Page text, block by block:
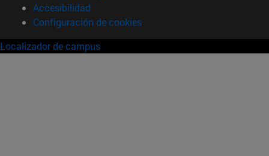
Accesibilidad
Configuración de cookies
Localizador de campus